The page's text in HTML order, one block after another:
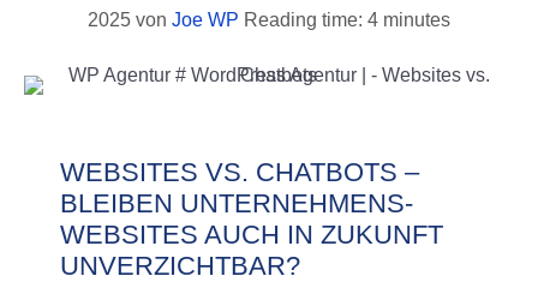
2025 von Joe WP Reading time: 4 minutes
WEBSITES VS. CHATBOTS –
BLEIBEN UNTERNEHMENS-
WEBSITES AUCH IN ZUKUNFT
UNVERZICHTBAR?